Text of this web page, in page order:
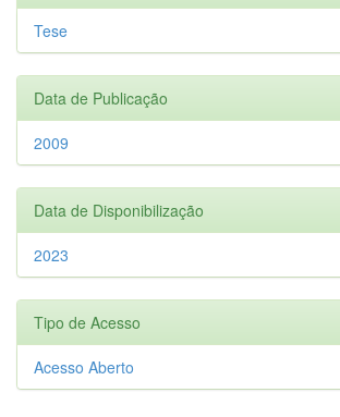
Tese
Data de Publicação
2009
Data de Disponibilização
2023
Tipo de Acesso
Acesso Aberto